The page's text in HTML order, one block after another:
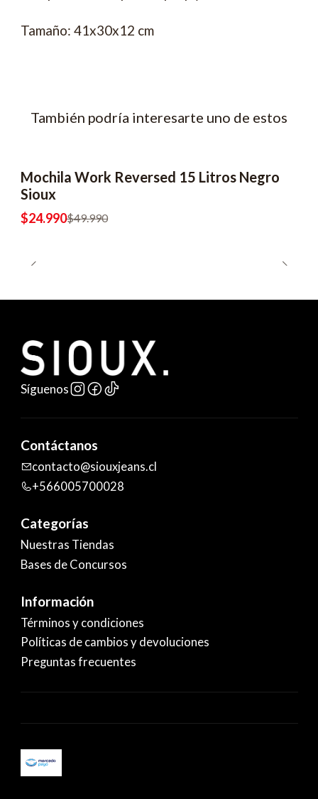
Tamaño: 41x30x12 cm
También podría interesarte uno de estos
-50% OFF
Mochila Work Reversed 15 Litros Negro
Sioux
$24.990$49.990
Síguenos
Contáctanos
contacto@siouxjeans.cl
+566005700028
Categorías
Nuestras Tiendas
Bases de Concursos
Información
Términos y condiciones
Políticas de cambios y devoluciones
Preguntas frecuentes